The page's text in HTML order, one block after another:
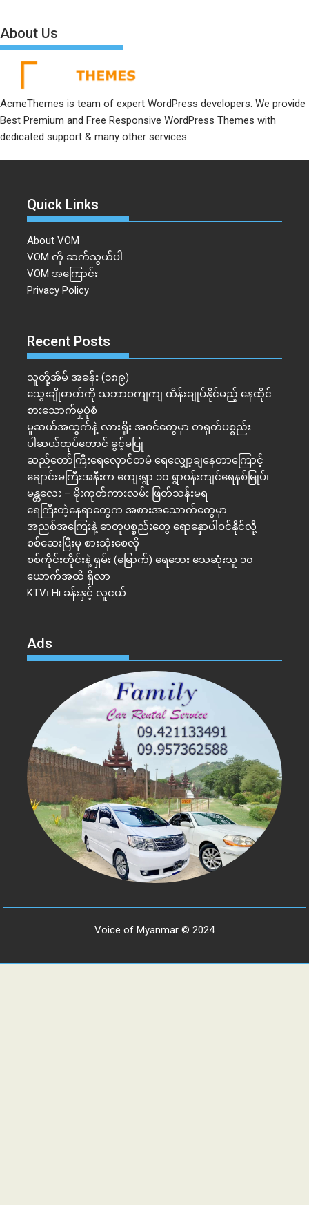
About Us
AcmeThemes is team of expert WordPress developers. We provide
Best Premium and Free Responsive WordPress Themes with
dedicated support & many other services.
Quick Links
About VOM
VOM ကို ဆက်သွယ်ပါ
VOM အကြောင်း
Privacy Policy
Recent Posts
သူတို့အိမ် အခန်း (၁၈၉)
သွေးချိုဓာတ်ကို သဘာဝကျကျ ထိန်းချုပ်နိုင်မည့် နေထိုင်
စားသောက်မှုပုံစံ
မူဆယ်အထွက်နဲ့ လားရှိုး အဝင်တွေမှာ တရုတ်ပစ္စည်း
ပါဆယ်ထုပ်တောင် ခွင့်မပြု
ဆည်တော်ကြီးရေလှောင်တမံ ရေလျှော့ချနေတာကြောင့်
ချောင်းမကြီးအနီးက ကျေးရွာ ၁၀ ရွာဝန်းကျင်ရေနစ်မြုပ်၊
မန္တလေး – မိုးကုတ်ကားလမ်း ဖြတ်သန်းမရ
ရေကြီးတဲ့​နေရာ​တွေက အစားအသောက်တွေမှာ
အညစ်အကြေးနဲ့ ဓာတုပစ္စည်းတွေ ရောနှောပါဝင်နိုင်လို့
စစ်ဆေးပြီးမှ စားသုံးစေလို
စစ်ကိုင်းတိုင်းနဲ့ ရှမ်း (မြောက်) ရေဘေး သေဆုံးသူ ၁၀
ယောက်အထိ ရှိလာ
KTV၊ Hi ခန်းနှင့် လူငယ်
Ads
Voice of Myanmar © 2024